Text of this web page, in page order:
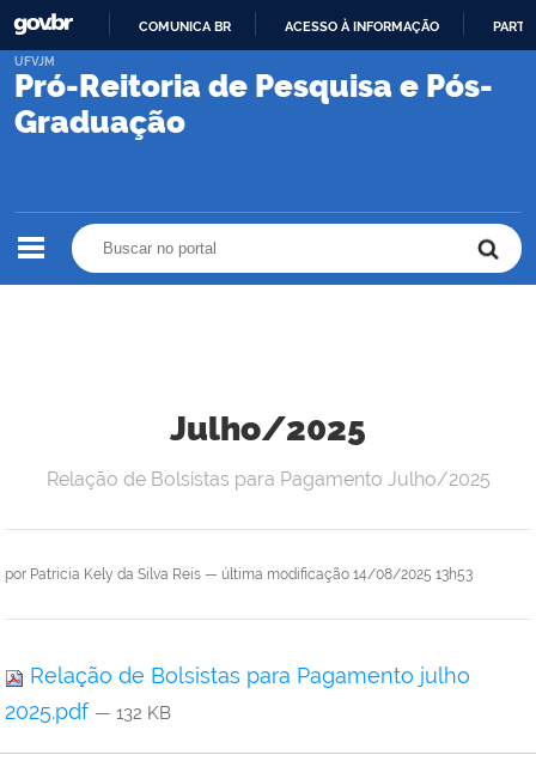
PARA
COMUNICA BR ACESSO À INFORMAÇÃO
Pró-Reitoria de Pesquisa e Pós-
Graduação
UFVJM
Julho/2025
por Patricia Kely da Silva Reis — última modificação 14/08/2025 13h53
Relação de Bolsistas para Pagamento Julho/2025
Relação de Bolsistas para Pagamento julho
2025.pdf — 132 KB